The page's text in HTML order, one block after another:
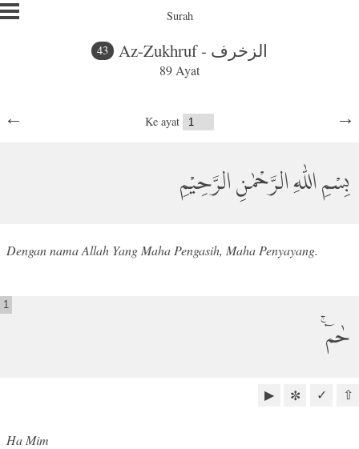
Surah
43 Az-Zukhruf - الزخرف
89 Ayat
← →
Ke ayat
بِسْمِ اللّٰهِ الرَّحْمٰنِ الرَّحِيْمِ
Dengan nama Allah Yang Maha Pengasih, Maha Penyayang.
حٰمۤ ۚ
1
⇧
✓
✼
▶
Ha Mim